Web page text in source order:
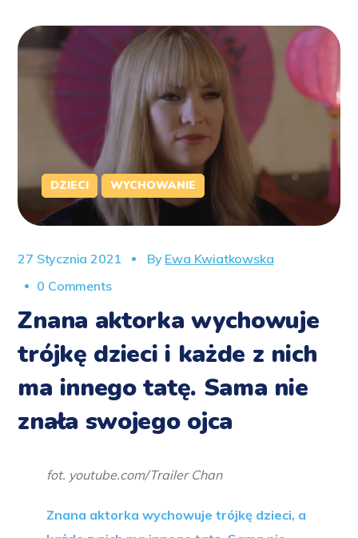
DZIECI WYCHOWANIE
27 Stycznia 2021 By Ewa Kwiatkowska
0 Comments
Znana aktorka wychowuje
trójkę dzieci i każde z nich
ma innego tatę. Sama nie
znała swojego ojca
fot. youtube.com/Trailer Chan
Znana aktorka wychowuje trójkę dzieci, a